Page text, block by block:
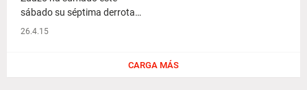
sábado su séptima derrota…
26.4.15
CARGA MÁS